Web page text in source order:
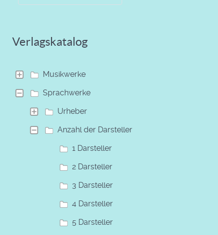
Verlagskatalog
Musikwerke
Sprachwerke
Urheber
Anzahl der Darsteller
1 Darsteller
2 Darsteller
3 Darsteller
4 Darsteller
5 Darsteller